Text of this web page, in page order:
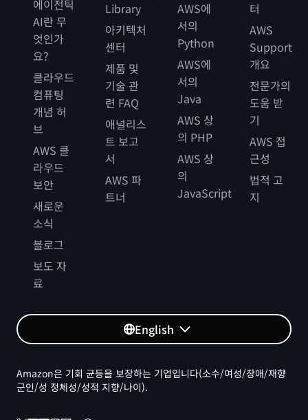
에이전틱
AI란 무
엇인가
요?
클라우드
컴퓨팅
개념 허
브
AWS 클
라우드
보안
새로운
소식
블로그
보도 자
료
Library
아키텍처
센터
제품 및
기술 관
련 FAQ
애널리스
트 보고
서
AWS 파
트너
AWS에
서의
Python
AWS에
서의
Java
AWS 상
의 PHP
AWS 상
의
JavaScript
터
AWS
Support
개요
전문가의
도움 받
기
AWS 접
근성
법적 고
지
English
Amazon은 기회 균등을 보장하는 기업입니다(소수/여성/장애/재향
군인/성 정체성/성적 지향/나이).